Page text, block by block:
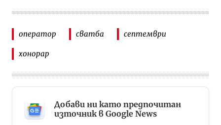
оператор сватба септември
хонорар
Добави ни като предпочитан
източник в Google News